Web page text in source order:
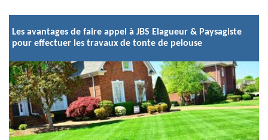
Les avantages de faire appel à JBS Elagueur & Paysagiste
pour effectuer les travaux de tonte de pelouse